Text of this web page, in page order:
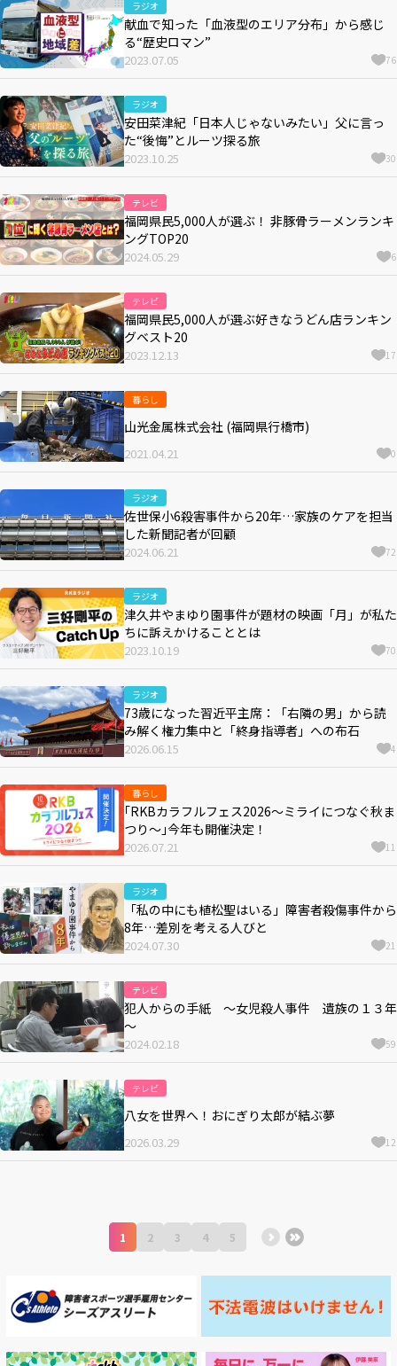
ラジオ
献血で知った「血液型のエリア分布」から感じ
る“歴史ロマン”
2023.07.05 76
ラジオ
安田菜津紀「日本人じゃないみたい」父に言っ
た“後悔”とルーツ探る旅
2023.10.25 30
テレビ
福岡県民5,000人が選ぶ！ 非豚骨ラーメンランキ
ングTOP20
2024.05.29 6
テレビ
福岡県民5,000人が選ぶ好きなうどん店ランキン
グベスト20
2023.12.13 17
暮らし
山光金属株式会社 (福岡県行橋市)
2021.04.21 0
ラジオ
佐世保小6殺害事件から20年…家族のケアを担当
した新聞記者が回顧
2024.06.21 72
ラジオ
津久井やまゆり園事件が題材の映画「月」が私た
ちに訴えかけることとは
2023.10.19 70
ラジオ
73歳になった習近平主席：「右隣の男」から読
み解く権力集中と「終身指導者」への布石
2026.06.15 4
暮らし
｢RKBカラフルフェス2026～ミライにつなぐ秋ま
つり～｣今年も開催決定！
2026.07.21 11
ラジオ
「私の中にも植松聖はいる」障害者殺傷事件から
8年…差別を考える人びと
2024.07.30 21
テレビ
犯人からの手紙 ～女児殺人事件 遺族の１３年
～
2024.02.18 59
テレビ
八女を世界へ！おにぎり太郎が結ぶ夢
2026.03.29 12
1 2 3 4 5